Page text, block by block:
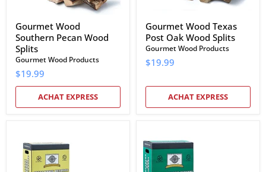
Gourmet Wood
Southern Pecan Wood
Splits
Gourmet Wood Products
$19.99
ACHAT EXPRESS
Gourmet Wood Texas
Post Oak Wood Splits
Gourmet Wood Products
$19.99
ACHAT EXPRESS
Wood
Texas
Honey
Mesquite
Wood
Southern
BBQ
Hickory